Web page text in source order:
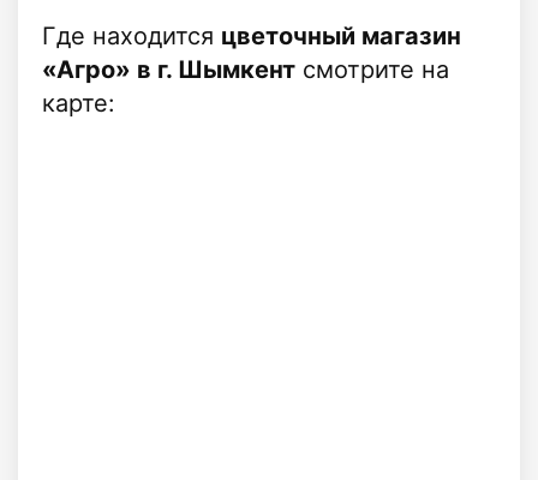
Где находится цветочный магазин
«Агро» в г. Шымкент смотрите на
карте: